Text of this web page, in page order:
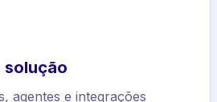
agentes e integrações